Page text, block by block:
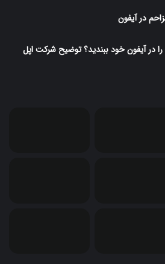
در آیفون
را در آیفون خود ببندید؟ توضیح شرکت اپل